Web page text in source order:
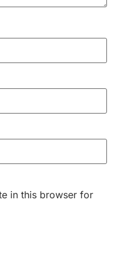
in this browser for